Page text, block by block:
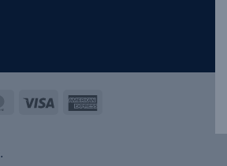
MasterCardVisa